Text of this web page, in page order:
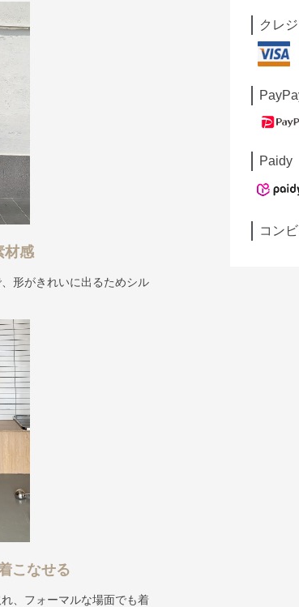
材感
形がきれいに出るためシル
こなせる
、フォーマルな場面でも着
クレ
Paidy
コン